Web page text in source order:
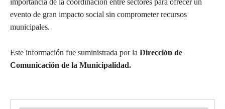
evento de gran impacto social sin comprometer recursos
municipales.
Este información fue suministrada por la Dirección de
Comunicación de la Municipalidad.